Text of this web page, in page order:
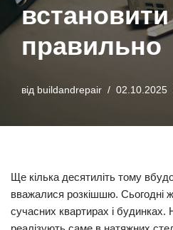
встановити
правильно
від buildandrepair 02.10.2025
Ще кілька десятиліть тому
вважалися розкішшю. Сьогодні
сучасних квартирах і будинках.